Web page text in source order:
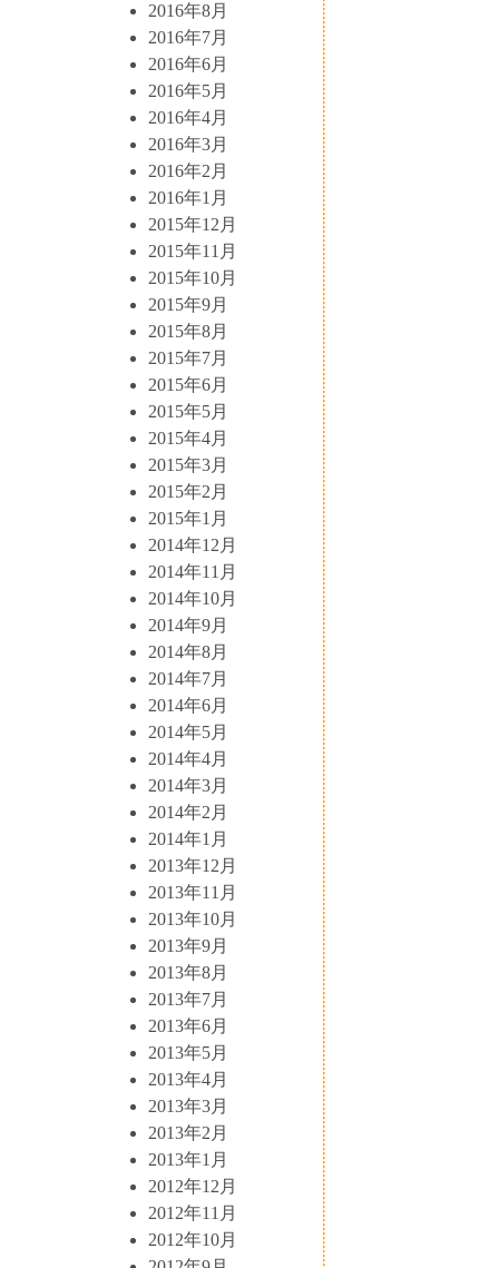
2016年8月
2016年7月
2016年6月
2016年5月
2016年4月
2016年3月
2016年2月
2016年1月
2015年12月
2015年11月
2015年10月
2015年9月
2015年8月
2015年7月
2015年6月
2015年5月
2015年4月
2015年3月
2015年2月
2015年1月
2014年12月
2014年11月
2014年10月
2014年9月
2014年8月
2014年7月
2014年6月
2014年5月
2014年4月
2014年3月
2014年2月
2014年1月
2013年12月
2013年11月
2013年10月
2013年9月
2013年8月
2013年7月
2013年6月
2013年5月
2013年4月
2013年3月
2013年2月
2013年1月
2012年12月
2012年11月
2012年10月